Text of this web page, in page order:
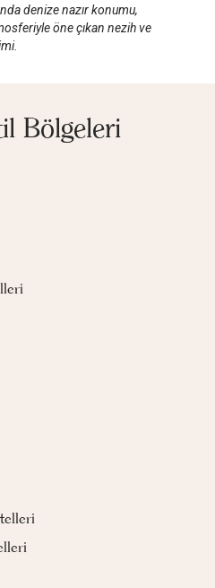
denize nazır konumu,
öne çıkan nezih ve
Bölgeleri